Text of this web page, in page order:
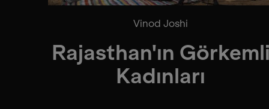
Vinod Joshi
Rajasthan'ın
Kadınları